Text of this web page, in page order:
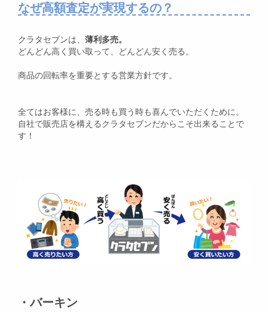
なぜ高額査定が実現するの？
クラタセブンは、 薄利多売。
どんどん高く買い取って、どんどん安く売る。
商品の回転率を重要とする営業方針です。
全てはお客様に、売る時も買う時も喜んでいただくために。
自社で販売店を構えるクラタセブンだからこそ出来ることで
す！
・バーキン